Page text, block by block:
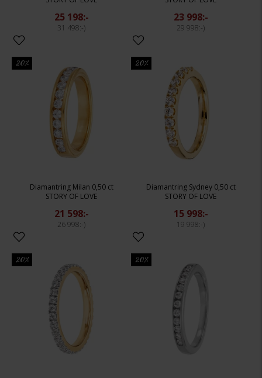
25 198:-
31 498:-
23 998:-
29 998:-
20%
Diamantring Milan 0,50 ct
STORY OF LOVE
21 598:-
26 998:-
20%
Diamantring Sydney 0,50 ct
STORY OF LOVE
15 998:-
19 998:-
20% 20%